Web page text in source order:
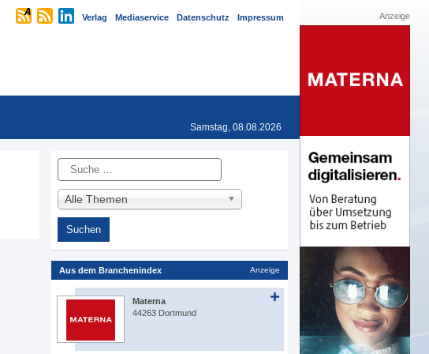
Verlag Mediaservice Datenschutz Impressum
Samstag, 08.08.2026
Suche
Alle Themen
Aus dem Branchenindex Anzeige
Materna
44263 Dortmund
Anzeige